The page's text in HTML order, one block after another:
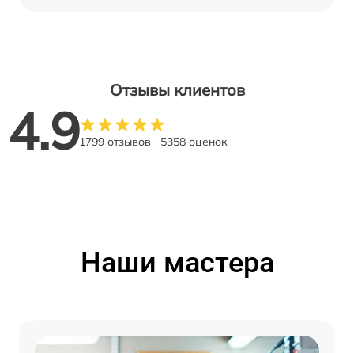
Отзывы клиентов
4.91799 отзывов 5358 оценок
Наши мастера